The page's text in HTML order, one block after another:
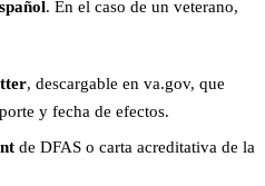
. En el caso de un veterano,
, descargable en va.gov, que
y fecha de efectos.
de DFAS o carta acreditativa de la